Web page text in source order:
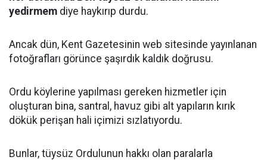
yedirmem diye haykırıp durdu.
Ancak dün, Kent Gazetesinin web sitesinde yayınlanan
fotoğrafları görünce şaşırdık kaldık doğrusu.
Ordu köylerine yapılması gereken hizmetler için
oluşturan bina, santral, havuz gibi alt yapıların kırık
dökük perişan hali içimizi sızlatıyordu.
Bunlar, tüysüz Ordulunun hakkı olan paralarla